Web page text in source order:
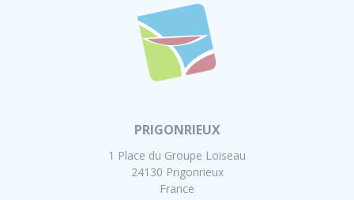
PRIGONRIEUX
1 Place du Groupe Loiseau
24130 Prigonrieux
France